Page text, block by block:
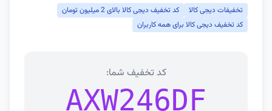
تخفیفات دیجی کالا
کد تخفیف دیجی کالا بالای 2 میلیون تومان
کد تخفیف دیجی کالا برای همه کاربران
کد تخفیف شما:
AXW246DF